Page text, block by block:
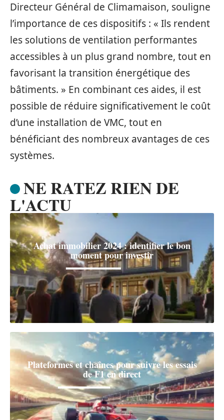
Directeur Général de Climamaison, souligne
l’importance de ces dispositifs : « Ils rendent
les solutions de ventilation performantes
accessibles à un plus grand nombre, tout en
favorisant la transition énergétique des
bâtiments. » En combinant ces aides, il est
possible de réduire significativement le coût
d’une installation de VMC, tout en
bénéficiant des nombreux avantages de ces
systèmes.
NE RATEZ RIEN DE
L'ACTU
Achat immobilier 2024 : identifier le bon
moment pour investir
Plateformes et chaînes pour suivre les essais
de F1 en direct